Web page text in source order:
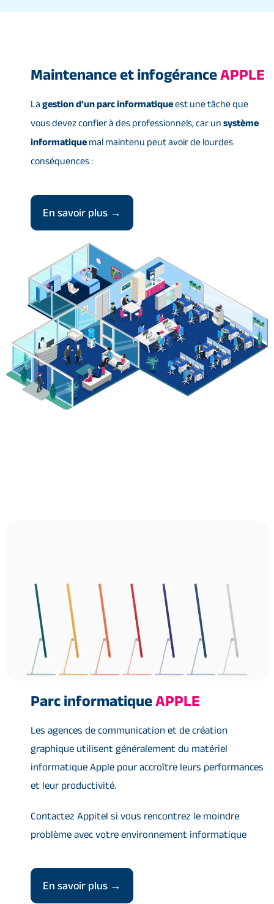
Maintenance et infogéranceAPPLE
La gestion d’un parc informatiqueest une tâche que
vous devez confier à des professionnels, car un système
informatique mal maintenu peut avoir de lourdes
conséquences :
En savoir plus →
Parc informatiqueAPPLE
Les agences de communication et de création
graphique utilisent généralement du matériel
informatique Apple pour accroître leurs performances
et leur productivité.
Contactez Appitel si vous rencontrez le moindre
problème avec votre environnement informatique
En savoir plus →